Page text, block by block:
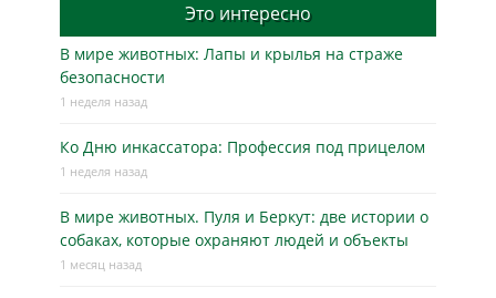
Это интересно
В мире животных: Лапы и крылья на страже
безопасности
1 неделя назад
Ко Дню инкассатора: Профессия под прицелом
1 неделя назад
В мире животных. Пуля и Беркут: две истории о
собаках, которые охраняют людей и объекты
1 месяц назад